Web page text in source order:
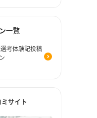
一覧
選考体験記投稿
サイト